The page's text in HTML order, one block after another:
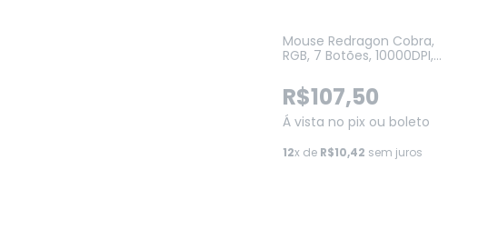
Mouse Redragon Cobra,
RGB, 7 Botões, 10000DPI,
R$107,50
Á vista no pix ou boleto
12x de R$10,42 sem juros